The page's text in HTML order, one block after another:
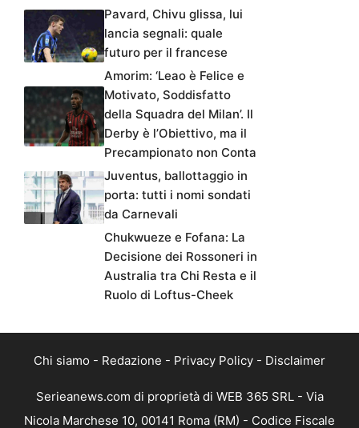
Pavard, Chivu glissa, lui
lancia segnali: quale
futuro per il francese
Amorim: ‘Leao è Felice e
Motivato, Soddisfatto
della Squadra del Milan’. Il
Derby è l’Obiettivo, ma il
Precampionato non Conta
Juventus, ballottaggio in
porta: tutti i nomi sondati
da Carnevali
Chukwueze e Fofana: La
Decisione dei Rossoneri in
Australia tra Chi Resta e il
Ruolo di Loftus-Cheek
Chi siamo - Redazione - Privacy Policy - Disclaimer
Serieanews.com di proprietà di WEB 365 SRL - Via
Nicola Marchese 10, 00141 Roma (RM) - Codice Fiscale